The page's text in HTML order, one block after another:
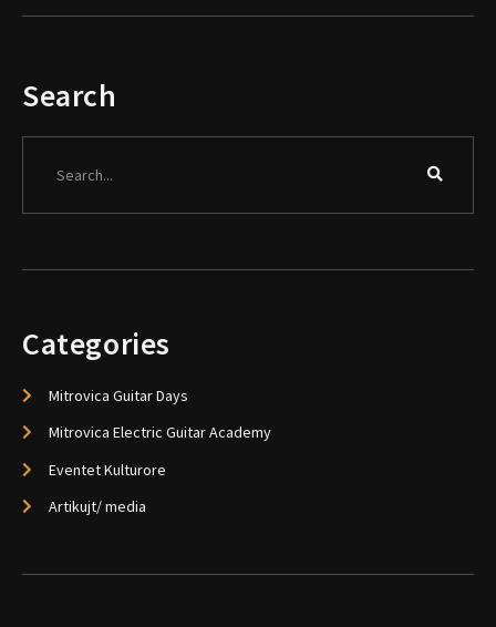
Search
Categories
Mitrovica Guitar Days
Mitrovica Electric Guitar Academy
Eventet Kulturore
Artikujt/ media